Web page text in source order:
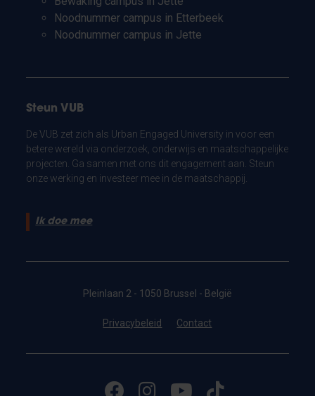
Noodnummer campus in Etterbeek
Noodnummer campus in Jette
Steun VUB
De VUB zet zich als Urban Engaged University in voor een
betere wereld via onderzoek, onderwijs en maatschappelijke
projecten. Ga samen met ons dit engagement aan. Steun
onze werking en investeer mee in de maatschappij.
Ik doe mee
Pleinlaan 2 - 1050 Brussel - België
Privacybeleid Contact